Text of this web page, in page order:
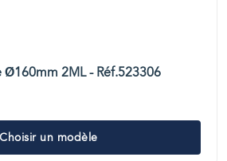
2ML - Réf.523306
Choisir un modèle